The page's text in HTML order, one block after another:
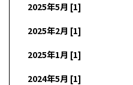
2025年5月 [1]
2025年2月 [1]
2025年1月 [1]
2024年5月 [1]